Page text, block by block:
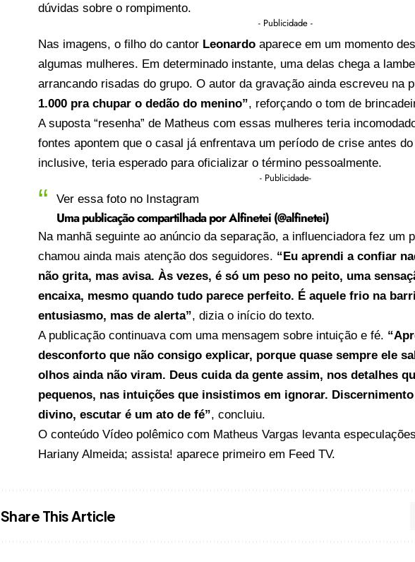
dúvidas sobre o rompimento.
- Publicidade -
Nas imagens, o filho do cantor Leonardo aparece em um momento
algumas mulheres. Em determinado instante, uma delas chega a
arrancando risadas do grupo. O autor da gravação ainda escreveu na
1.000 pra chupar o dedão do menino”, reforçando o tom de
A suposta “resenha” de Matheus com essas mulheres teria
fontes apontem que o casal já enfrentava um período de crise antes
inclusive, teria esperado para oficializar o término pessoalmente.
- Publicidade-
Ver essa foto no Instagram
Uma publicação compartilhada por Alfinetei (@alfinetei)
Na manhã seguinte ao anúncio da separação, a influenciadora fez um
chamou ainda mais atenção dos seguidores. “Eu aprendi a confiar
não grita, mas avisa. Às vezes, é só um peso no peito, uma
encaixa, mesmo quando tudo parece perfeito. É aquele frio na
entusiasmo, mas de alerta”, dizia o início do texto.
A publicação continuava com uma mensagem sobre intuição e fé.
desconforto que não consigo explicar, porque quase sempre ele
olhos ainda não viram. Deus cuida da gente assim, nos detalhes
pequenos, nas intuições que insistimos em ignorar.
divino, escutar é um ato de fé”, concluiu.
O conteúdo Vídeo polêmico com Matheus Vargas levanta
Hariany Almeida; assista! aparece primeiro em Feed TV.
Share This Article